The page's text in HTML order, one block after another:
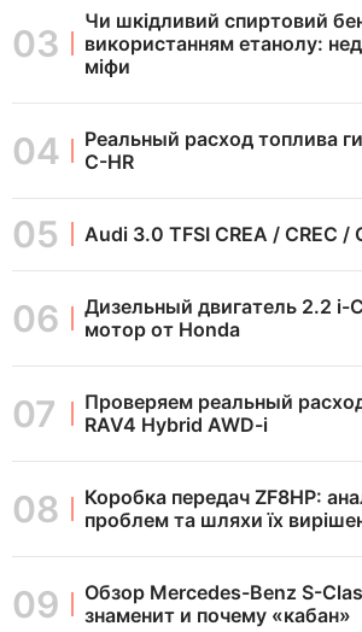
Чи шкідливий спиртовий
використанням етанолу:
міфи
Реальный расход топлива
C-HR
Audi 3.0 TFSI CREA / CREC /
Дизельный двигатель 2.2 i-
мотор от Honda
Проверяем реальный
RAV4 Hybrid AWD-i
Коробка передач ZF8HP:
проблем та шляхи їх
Обзор Mercedes-Benz S-
знаменит и почему «кабан»